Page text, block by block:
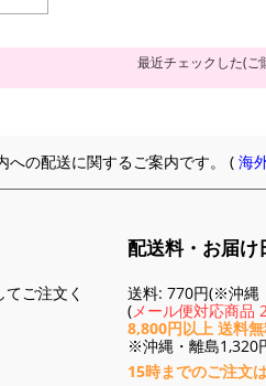
最近チェックした(ご
への配送に関するご案内です。 (海
ご注文く
配送料・お届け
送料: 770円(※沖縄
(メール便対応商品
8,800円以上 送料
※沖縄・離島1,320
15時までのご注文